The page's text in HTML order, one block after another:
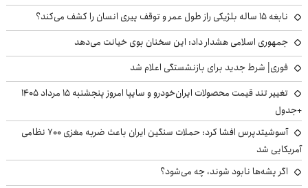
نابغه ۱۵ ساله بلژیکی راز طول عمر و توقف پیری انسان را کشف می‌کند؟
جمهوری اسلامی هشدار داد: این سخنان بوی خیانت می‌دهد
فوری| شرط جدید برای بازنشستگی اعلام شد
تغییر تند قیمت محصولات ایران‌خودرو و سایپا امروز پنجشنبه ۱۵ مرداد ۱۴۰۵
+جدول
آسوشیتدپرس افشا کرد: حملات سنگین ایران باعث ضربه مغزی ۷۰۰ نظامی
آمریکایی شد
اگر پشه‌ها نابود شوند، چه می‌شود؟